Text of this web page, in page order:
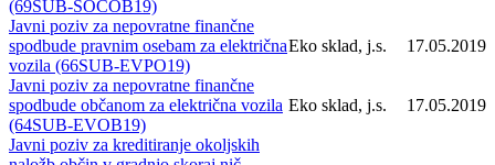
(69SUB-SOCOB19)
Javni poziv za nepovratne finančne
spodbude pravnim osebam za električna
vozila (66SUB-EVPO19)
Eko sklad, j.s. 17.05.2019
Javni poziv za nepovratne finančne
spodbude občanom za električna vozila
(64SUB-EVOB19)
Eko sklad, j.s. 17.05.2019
Javni poziv za kreditiranje okoljskih